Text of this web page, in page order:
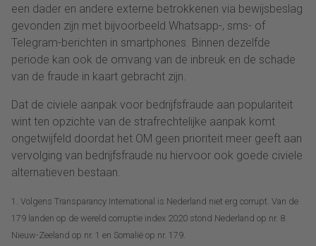
een dader en andere externe betrokkenen via bewijsbeslag
gevonden zijn met bijvoorbeeld Whatsapp-, sms- of
Telegram-berichten in smartphones. Binnen dezelfde
periode kan ook de omvang van de inbreuk en de schade
van de fraude in kaart gebracht zijn.
Dat de civiele aanpak voor bedrijfsfraude aan populariteit
wint ten opzichte van de strafrechtelijke aanpak komt
ongetwijfeld doordat het OM geen prioriteit meer geeft aan
vervolging van bedrijfsfraude nu hiervoor ook goede civiele
alternatieven bestaan.
1. Volgens Transparancy International is Nederland niet erg corrupt. Van de
179 landen op de wereld corruptie index 2020 stond Nederland op nr. 8.
Nieuw-Zeeland op nr. 1 en Somalië op nr. 179.